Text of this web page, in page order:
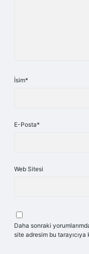
İsim*
E-Posta*
Web Sitesi
Daha sonraki
site adresim bu